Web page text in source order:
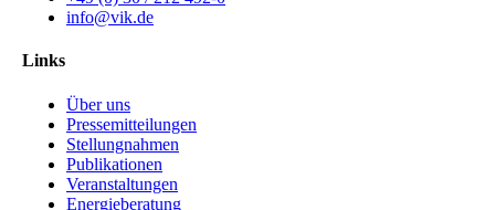
info@vik.de
Links
Über uns
Pressemitteilungen
Stellungnahmen
Publikationen
Veranstaltungen
Energieberatung